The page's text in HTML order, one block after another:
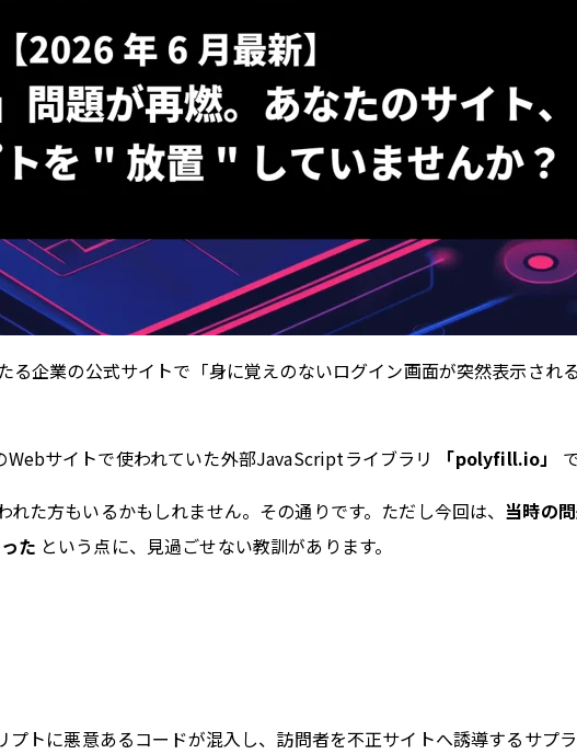
る企業の公式サイトで「身に覚えのないログイン画面が突然表示され
サイトで使われていた外部JavaScriptライブラリ
「polyfill.io」
た方もいるかもしれません。その通りです。ただし今回は、 当時の
た という点に、見過ごせない教訓があります。
トに悪意あるコードが混入し、訪問者を不正サイトへ誘導するサプ